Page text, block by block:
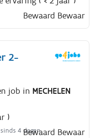
Bewaard Bewaar
2-
job in MECHELEN
)
4 dagen
Bewaard Bewaar